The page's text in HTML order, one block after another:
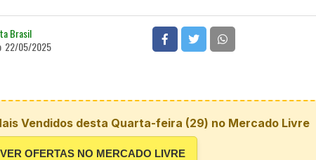
Brasil
22/05/2025
Vendidos desta Quarta-feira (29) no Mercado Livre
VER OFERTAS NO MERCADO LIVRE